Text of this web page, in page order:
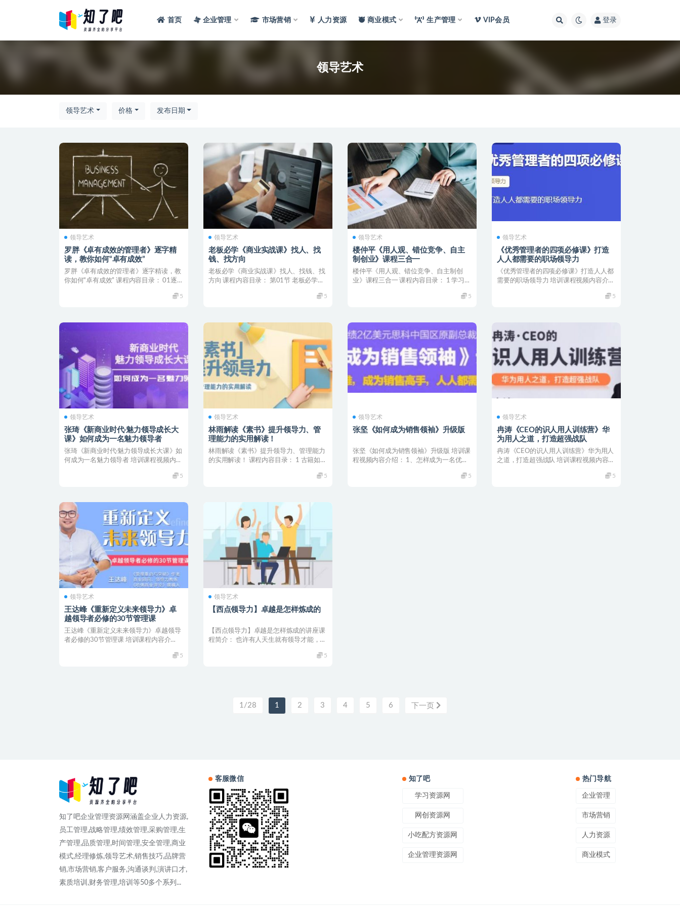
首页 企业管理 市场营销 人力资源 商业模式 生产管理 VIP会员 登录
领导艺术
领导艺术 价格 发布日期
领导艺术
罗胖《卓有成效的管理者》逐字精
读，教你如何“卓有成效”
罗胖《卓有成效的管理者》逐字精读，教
你如何“卓有成效” 课程内容目录： 01逐
5
领导艺术
老板必学《商业实战课》找人、找
钱、找方向
老板必学《商业实战课》找人、找钱、找
方向 课程内容目录： 第01节 老板必学的
5
领导艺术
楼仲平《用人观、错位竞争、自主
制创业》课程三合一
楼仲平《用人观、错位竞争、自主制创
业》课程三合一 课程内容目录： 1 学习指
5
领导艺术
《优秀管理者的四项必修课》打造
人人都需要的职场领导力
《优秀管理者的四项必修课》打造人人都
需要的职场领导力 培训课程视频内容介
5
领导艺术
张琦《新商业时代·魅力领导成长大
课》如何成为一名魅力领导者
张琦《新商业时代·魅力领导成长大课》如
何成为一名魅力领导者 培训课程视频内容
5
领导艺术
林雨解读《素书》提升领导力、管
理能力的实用解读！
林雨解读《素书》提升领导力、管理能力
的实用解读！ 课程内容目录： 1 古籍如何
5
领导艺术
张坚《如何成为销售领袖》升级版
张坚《如何成为销售领袖》升级版 培训课
程视频内容介绍： 1、怎样成为一名优秀
5
领导艺术
冉涛《CEO的识人用人训练营》华
为用人之道，打造超强战队
冉涛《CEO的识人用人训练营》华为用人
之道，打造超强战队 培训课程视频内容介
5
领导艺术
王达峰《重新定义未来领导力》卓
越领导者必修的30节管理课
王达峰《重新定义未来领导力》卓越领导
者必修的30节管理课 培训课程内容介
5
领导艺术
【西点领导力】卓越是怎样炼成的
【西点领导力】卓越是怎样炼成的讲座课
程简介： 也许有人天生就有领导才能，到
5
1/28 1 2 3 4 5 6 下一页
知了吧企业管理资源网涵盖企业人力资源,
员工管理,战略管理,绩效管理,采购管理,生
产管理,品质管理,时间管理,安全管理,商业
模式,经理修炼,领导艺术,销售技巧,品牌营
销,市场营销,客户服务,沟通谈判,演讲口才,
素质培训,财务管理,培训等50多个系列...
客服微信 知了吧
学习资源网
网创资源网
小吃配方资源网
企业管理资源网
热门导航
企业管理
市场营销
人力资源
商业模式